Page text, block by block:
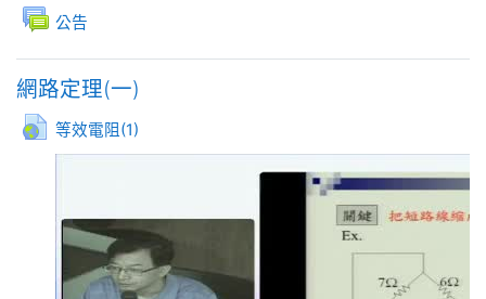
主題大綱
一般公告
討論區
網路定理(一)
等效電阻(1)
網址